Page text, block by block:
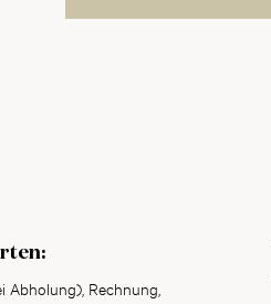
Abholung), Rechnung,